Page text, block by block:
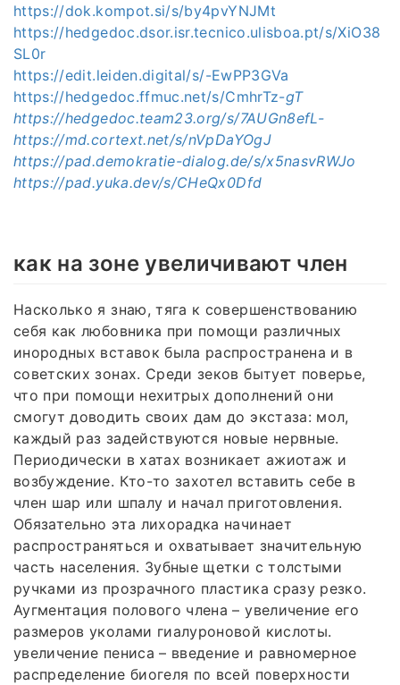
https://dok.kompot.si/s/by4pvYNJMt
https://hedgedoc.dsor.isr.tecnico.ulisboa.pt/s/XiO38
SL0r
https://edit.leiden.digital/s/-EwPP3GVa
https://hedgedoc.ffmuc.net/s/CmhrTz-gT
https://hedgedoc.team23.org/s/7AUGn8efL-
https://md.cortext.net/s/nVpDaYOgJ
https://pad.demokratie-dialog.de/s/x5nasvRWJo
https://pad.yuka.dev/s/CHeQx0Dfd
как на зоне увеличивают член
Насколько я знаю, тяга к совершенствованию
себя как любовника при помощи различных
инородных вставок была распространена и в
советских зонах. Среди зеков бытует поверье,
что при помощи нехитрых дополнений они
смогут доводить своих дам до экстаза: мол,
каждый раз задействуются новые нервные.
Периодически в хатах возникает ажиотаж и
возбуждение. Кто-то захотел вставить себе в
член шар или шпалу и начал приготовления.
Обязательно эта лихорадка начинает
распространяться и охватывает значительную
часть населения. Зубные щетки с толстыми
ручками из прозрачного пластика сразу резко.
Аугментация полового члена – увеличение его
размеров уколами гиалуроновой кислоты.
увеличение пениса – введение и равномерное
распределение биогеля по всей поверхности